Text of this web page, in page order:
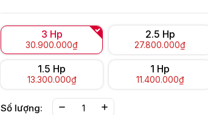
3 Hp
30.900.000₫
2.5 Hp
27.800.000₫
1.5 Hp
13.300.000₫
1 Hp
11.400.000₫
Số lượng: